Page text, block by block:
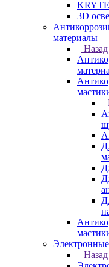
3D
материалы
Назад
Назад